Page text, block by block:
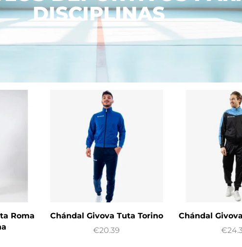
DISCIPLINAS
Roma
Chándal Givova Tuta Torino
€20.39
Chándal
€